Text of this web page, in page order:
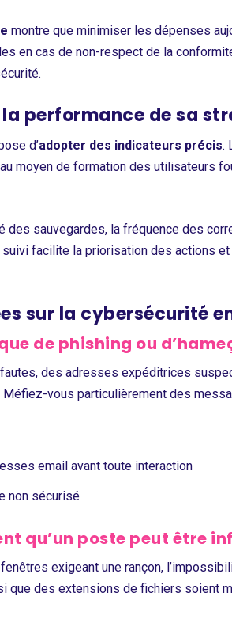
montre que minimiser les dépenses
en cas de non-respect de la
performance de sa
d’adopter des indicateurs précis.
moyen de formation des utilisateurs
des sauvegardes, la fréquence des
facilite la priorisation des actions et
sur la cybersécurité
de phishing ou
des adresses expéditrices
Méfiez-vous particulièrement des
email avant toute interaction
non sécurisé
qu’un poste peut être
exigeant une rançon,
que des extensions de fichiers soient